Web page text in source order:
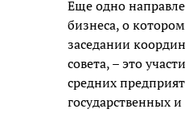
Еще одно
бизнеса, о
заседании
совета, – это
средних
государственных